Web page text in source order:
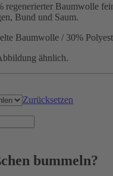
regenerierter Baumwolle
Bund und Saum.
Baumwolle / 30%
ähnlich.
Zurücksetzen
bummeln?